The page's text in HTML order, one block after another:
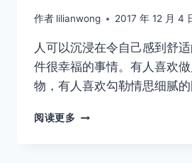
作者 lilianwong 2017 年 12 月 4
人可以沉浸在令自己感到舒
件很幸福的事情。有人喜欢
物，有人喜欢勾勒情思细腻
阅读更多 カ